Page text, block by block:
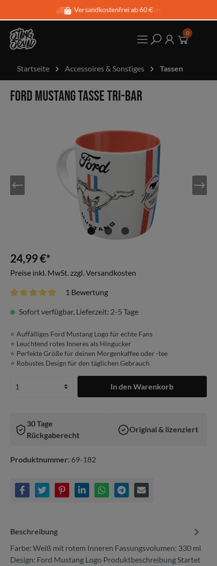
Über 1.000 zufriedene Kunden
Versandkostenfrei ab 60 €
0
Startseite Accessoires & Sonstiges Tassen
Ford Mustang Tasse Tri-Bar
24,99 €*
Preise inkl. MwSt. zzgl. Versandkosten
1 Bewertung
Sofort verfügbar, Lieferzeit: 2-5 Tage
⭐️ Auffälliges Ford Mustang Logo für echte Fans
⭐️ Leuchtend rotes Inneres als Hingucker
⭐️ Perfekte Größe für deinen Morgenkaffee oder -tee
⭐️ Robustes Design für den täglichen Gebrauch
In den Warenkorb
30 Tage
Rückgaberecht
Original & lizenziert
Produktnummer: 69-182
Beschreibung
Farbe: Weiß mit rotem Inneren Fassungsvolumen: 330 ml
Design: Ford Mustang Logo Produktbeschreibung Startet